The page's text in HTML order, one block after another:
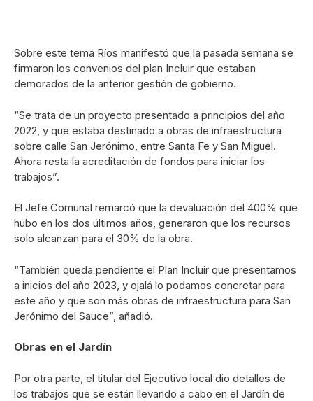
Sobre este tema Ríos manifestó que la pasada semana se
firmaron los convenios del plan Incluir que estaban
demorados de la anterior gestión de gobierno.
“Se trata de un proyecto presentado a principios del año
2022, y que estaba destinado a obras de infraestructura
sobre calle San Jerónimo, entre Santa Fe y San Miguel.
Ahora resta la acreditación de fondos para iniciar los
trabajos”.
El Jefe Comunal remarcó que la devaluación del 400% que
hubo en los dos últimos años, generaron que los recursos
solo alcanzan para el 30% de la obra.
“También queda pendiente el Plan Incluir que presentamos
a inicios del año 2023, y ojalá lo podamos concretar para
este año y que son más obras de infraestructura para San
Jerónimo del Sauce”, añadió.
Obras en el Jardín
Por otra parte, el titular del Ejecutivo local dio detalles de
los trabajos que se están llevando a cabo en el Jardín de